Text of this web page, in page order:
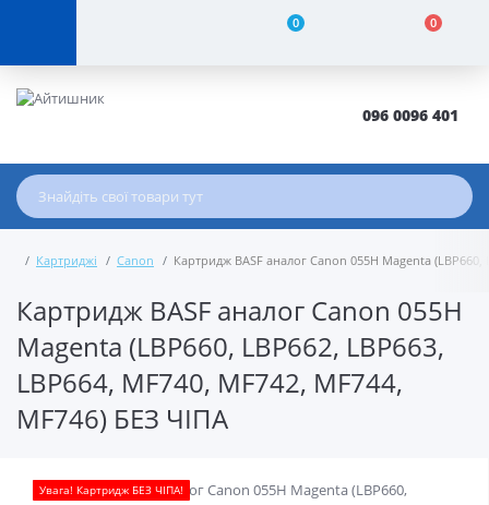
0 0
096 0096 401
Картриджі Canon Картридж BASF аналог Canon 055H Magenta
Картридж BASF аналог Canon 055H
Magenta (LBP660, LBP662, LBP663,
LBP664, MF740, MF742, MF744,
MF746) БЕЗ ЧІПА
Увага! Картридж БЕЗ ЧІПА!